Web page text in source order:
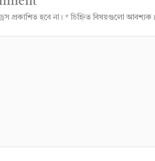
প্রকাশিত হবে না। *চিহ্নিত বিষয়গুলো আবশ্যক।